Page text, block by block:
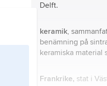
Delft.
keramik,
benämning på
keramiska material
råmaterialpulver
Frankrike, stat i